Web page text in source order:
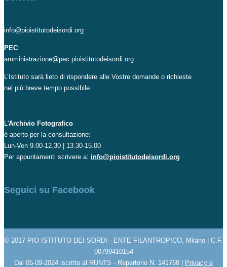
info@pioistitutodeisordi.org
PEC:
amministrazione@pec.pioistitutodeisordi.org
L’Istituto sarà lieto di rispondere alle Vostre domande o richieste
nel più breve tempo possibile.
L'Archivio Fotografico
è aperto per la consultazione:
Lun-Ven 9.00-12.30 | 13.30-15.00
Per appuntamenti scrivere a: info@pioistitutodeisordi.org
Seguici su Facebook
© 2017 PIO ISTITUTO DEI SORDI - ENTE FILANTROPICO, Milano | C.F.
00799410154
Dal 05-09-2024 iscritto al RUNTS - Repertorio N. 141768 | Privacy e